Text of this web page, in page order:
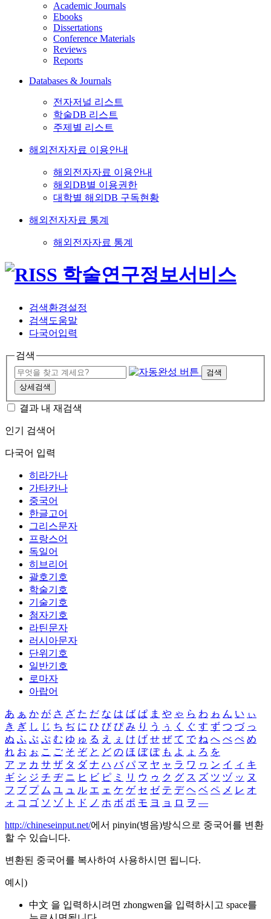
Academic Journals
Ebooks
Dissertations
Conference Materials
Reviews
Reports
Databases & Journals
전자저널 리스트
학술DB 리스트
주제별 리스트
해외전자자료 이용안내
해외전자자료 이용안내
해외DB별 이용권한
대학별 해외DB 구독현황
해외전자자료 통계
해외전자자료 통계
검색환경설정
검색도움말
다국어입력
검색
검색
상세검색
결과 내 재검색
인기 검색어
다국어 입력
히라가나
가타카나
중국어
한글고어
그리스문자
프랑스어
독일어
히브리어
괄호기호
학술기호
기술기호
첨자기호
라틴문자
러시아문자
단위기호
일반기호
로마자
아랍어
あ ぁ か が さ ざ た だ な は ば ぱ ま や ゃ ら わ ゎ ん い ぃ
き ぎ し じ ち ぢ に ひ び ぴ み り う ぅ く ぐ す ず つ づ っ
ぬ ふ ぶ ぷ む ゆ ゅ る え ぇ け げ せ ぜ て で ね へ べ ぺ め
れ お ぉ こ ご そ ぞ と ど の ほ ぼ ぽ も よ ょ ろ を
ア ァ カ サ ザ タ ダ ナ ハ バ パ マ ヤ ャ ラ ワ ヮ ン イ ィ キ
ギ シ ジ チ ヂ ニ ヒ ビ ピ ミ リ ウ ゥ ク グ ス ズ ツ ヅ ッ ヌ
フ ブ プ ム ユ ュ ル エ ェ ケ ゲ セ ゼ テ デ ヘ ベ ペ メ レ オ
ォ コ ゴ ソ ゾ ト ド ノ ホ ボ ポ モ ヨ ョ ロ ヲ ―
http://chineseinput.net/에서 pinyin(병음)방식으로 중국어를 변환
할 수 있습니다.
변환된 중국어를 복사하여 사용하시면 됩니다.
예시)
中文 을 입력하시려면 zhongwen을 입력하시고 space를